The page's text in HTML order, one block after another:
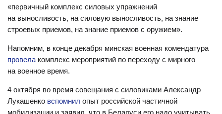
«первичный комплекс силовых упражнений
на выносливость, на силовую выносливость, на знание
строевых приемов, на знание приемов с оружием».
Напомним, в конце декабря минская военная комендатура
провела комплекс мероприятий по переходу с мирного
на военное время.
4 октября во время совещания с силовиками Александр
Лукашенко вспомнил опыт российской частичной
мобилизации и заявил, что в Беларуси его надо учитывать